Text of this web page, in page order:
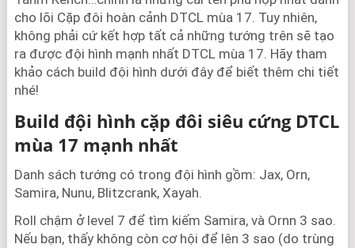
cho lõi Cặp đôi hoàn cảnh DTCL mùa 17. Tuy nhiên,
không phải cứ kết hợp tất cả những tướng trên sẽ tạo
ra được đội hình mạnh nhất DTCL mùa 17. Hãy tham
khảo cách build đội hình dưới đây để biết thêm chi tiết
nhé!
Build đội hình cặp đôi siêu cứng DTCL
mùa 17 mạnh nhất
Danh sách tướng có trong đội hình gồm: Jax, Orn,
Samira, Nunu, Blitzcrank, Xayah.
Roll chậm ở level 7 để tìm kiếm Samira, và Ornn 3 sao.
Nếu bạn, thấy không còn cơ hội để lên 3 sao (do trùng